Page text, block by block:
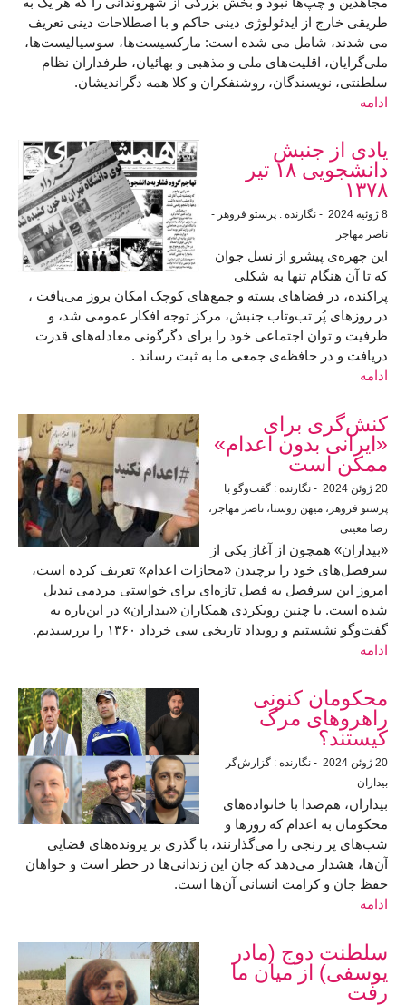
طریقی خارج از ایدئولوژی دینی حاکم و با اصطلاحات دینی تعریف
می شدند، شامل می شده است: مارکسیست‌ها، سوسیالیست‌ها،
ملی‌گرایان، اقلیت‌های ملی و مذهبی‌ و بهائیان، طرفداران نظام
سلطنتی، نویسندگان، روشنفکران و کلا همه دگراندیشان.
ادامه
یادی از جنبش
دانشجویی ۱۸ تیر
۱۳۷۸
8 ژوئيه 2024
- نگارنده : پرستو فروهر -
ناصر مهاجر
این چهره‌‌ی پیشرو از نسل جوان
که تا آن هنگام تنها به شکلی
پراکنده، در فضاهای بسته و جمع‌های کوچک امکان بروز می‌یافت ،
در روزهای پُر تب‌وتاب جنبش، مرکز توجه افکار عمومی شد، و
ظرفیت و توان اجتماعی خود را برای دگرگونی معادله‌های قدرت
دریافت و در حافظه‌ی جمعی ما به ثبت رساند .
ادامه
کنش‌گری برای
«ایرانی بدون اعدام»
ممکن است
20 ژوئن 2024
- نگارنده : گفت‌وگو با
پرستو فروهر، میهن روستا، ناصر مهاجر،
رضا معینی
«بیداران» همچون از آغاز یکی از
سرفصل‌های خود را برچیدن «مجازات اعدام»‌ تعریف کرده است،
امروز این سرفصل به فصل تازه‌ای برای خواستی مردمی تبدیل
شده است. با چنین رویکردی همکاران «بیداران» در این‌باره به
گفت‌وگو نشستیم و رویداد تاریخی سی خرداد ۱۳۶۰ را بررسیدیم.
ادامه
محکومان کنونی
راهروهای مرگ
کیستند؟
20 ژوئن 2024
- نگارنده : گزارش‌گر
بیداران
بیداران، هم‌صدا با خانواده‌های
محکومان به اعدام که روزها و
شب‌های پر رنجی را می‌گذارنند، با گذری بر پرونده‌‌های قضایی
آن‌ها، هشدار می‌دهد که جان این زندانی‌ها در خطر است و خواهان
حفظ جان و کرامت انسانی آن‌ها است.
ادامه
سلطنت دوج (مادر
یوسفی) از میان ما
رفت